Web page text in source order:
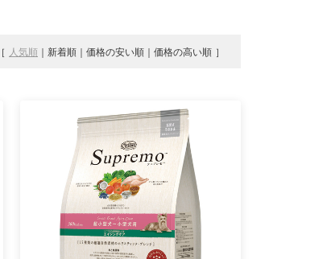
人気順 新着順 価格の安い順 価格の高い順